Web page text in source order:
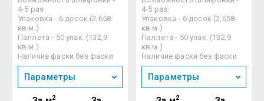
4-5 раз
Упаковка - 6 досок (2,658
кв.м.)
Паллета - 50 упак. (132,9
кв.м.)
Наличие фаски без фаски
Параметры
2
4-5 раз
Упаковка - 6 досок (2,658
кв.м.)
Паллета - 50 упак. (132,9
кв.м.)
Наличие фаски без фаски
Параметры
2